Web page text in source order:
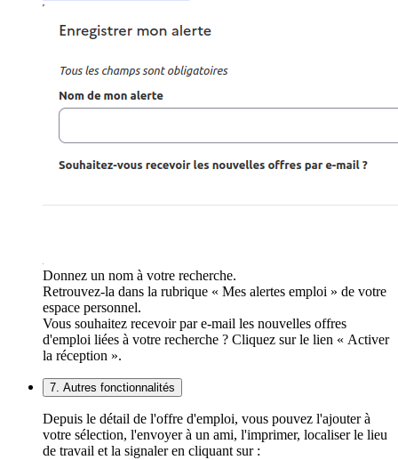
Donnez un nom à votre recherche.
Retrouvez-la dans la rubrique « Mes alertes emploi » de votre
espace personnel.
Vous souhaitez recevoir par e-mail les nouvelles offres
d'emploi liées à votre recherche ? Cliquez sur le lien « Activer
la réception ».
7. Autres fonctionnalités
Depuis le détail de l'offre d'emploi, vous pouvez l'ajouter à
votre sélection, l'envoyer à un ami, l'imprimer, localiser le lieu
de travail et la signaler en cliquant sur :